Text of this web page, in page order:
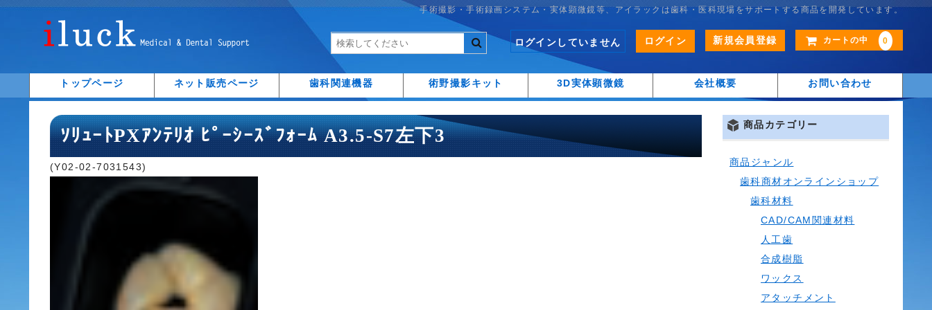
手術撮影・手術録画システム・実体顕微鏡等、アイラックは歯科・医科現場をサポートする商品を開発しています。
カートの中 0
ログインしていません ログイン 新規会員登録
トップページ ネット販売ページ 歯科関連機器 術野撮影キット 3D実体顕微鏡 会社概要 お問い合わせ
ｿﾘｭｰﾄPXｱﾝﾃﾘｵ ﾋﾟｰｼｰｽﾞﾌｫｰﾑ A3.5-S7左下3
(Y02-02-7031543)
商品カテゴリー
商品ジャンル
歯科商材オンラインショップ
歯科材料
CAD/CAM関連材料
人工歯
合成樹脂
ワックス
アタッチメント